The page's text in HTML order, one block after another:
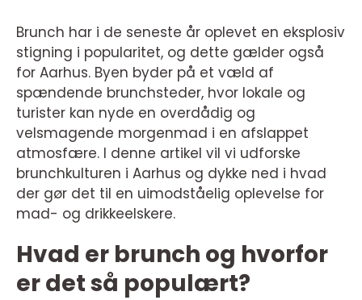
Brunch har i de seneste år oplevet en eksplosiv
stigning i popularitet, og dette gælder også
for Aarhus. Byen byder på et væld af
spændende brunchsteder, hvor lokale og
turister kan nyde en overdådig og
velsmagende morgenmad i en afslappet
atmosfære. I denne artikel vil vi udforske
brunchkulturen i Aarhus og dykke ned i hvad
der gør det til en uimodståelig oplevelse for
mad- og drikkeelskere.
Hvad er brunch og hvorfor
er det så populært?